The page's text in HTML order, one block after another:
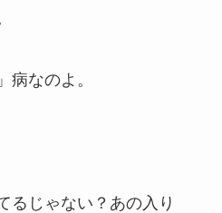
病なのよ。
るじゃない？あの入り